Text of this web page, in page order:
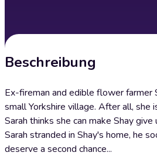
Beschreibung
Ex-fireman and edible flower farmer
small Yorkshire village. After all, she
Sarah thinks she can make Shay
Sarah stranded in Shay's home, he
deserve a second chance...